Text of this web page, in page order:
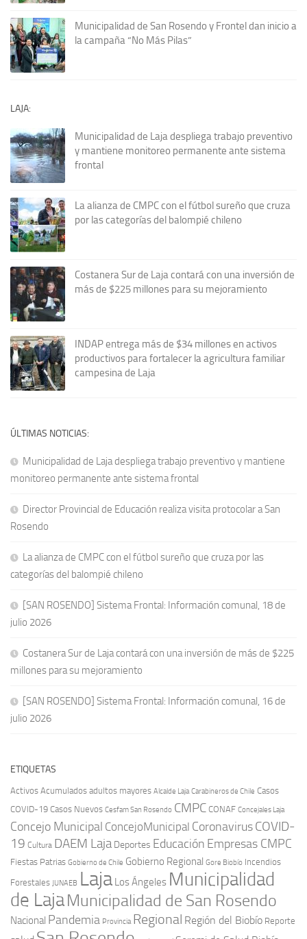
Municipalidad de San Rosendo y Frontel dan inicio a
la campaña “No Más Pilas”
LAJA:
Municipalidad de Laja despliega trabajo preventivo
y mantiene monitoreo permanente ante sistema
frontal
La alianza de CMPC con el fútbol sureño que cruza
por las categorías del balompié chileno
Costanera Sur de Laja contará con una inversión de
más de $225 millones para su mejoramiento
INDAP entrega más de $34 millones en activos
productivos para fortalecer la agricultura familiar
campesina de Laja
ÚLTIMAS NOTICIAS:
Municipalidad de Laja despliega trabajo preventivo y mantiene
monitoreo permanente ante sistema frontal
Director Provincial de Educación realiza visita protocolar a San
Rosendo
La alianza de CMPC con el fútbol sureño que cruza por las
categorías del balompié chileno
[SAN ROSENDO] Sistema Frontal: Información comunal, 18 de
julio 2026
Costanera Sur de Laja contará con una inversión de más de $225
millones para su mejoramiento
[SAN ROSENDO] Sistema Frontal: Información comunal, 16 de
julio 2026
ETIQUETAS
Activos Acumulados adultos mayores Alcalde Laja Carabineros de Chile Casos
COVID-19 Casos Nuevos Cesfam San Rosendo CMPC CONAF Concejales Laja
Concejo Municipal ConcejoMunicipal CoronavirusCOVID-
19 Cultura DAEM Laja Deportes Educación Empresas CMPC
Fiestas Patrias Gobierno de Chile Gobierno Regional Gore Biobío Incendios
Forestales JUNAEB Laja Los Ángeles Municipalidad
de LajaMunicipalidad de San Rosendo
Nacional Pandemia Provincia Regional Región del Biobío Reporte